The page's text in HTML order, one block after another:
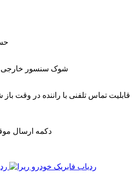
شوک سنسور خارجی
قابلیت تماس تلفنی با راننده در وقت
دکمه ارسال